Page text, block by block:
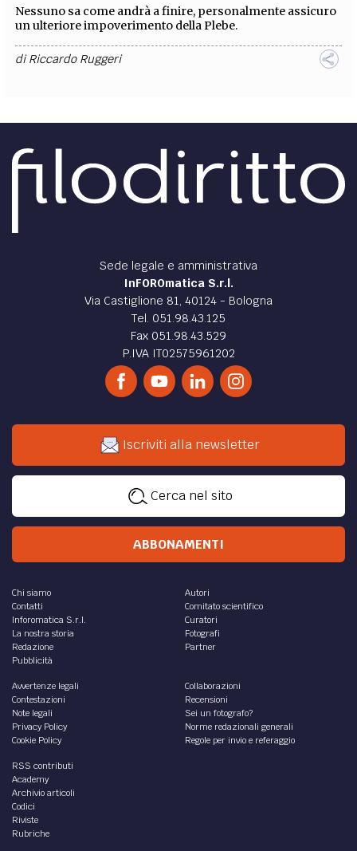
Nessuno sa come andrà a finire, personalmente assicuro
un ulteriore impoverimento della Plebe.
diRiccardo Ruggeri
Sede legale e amministrativa
InFOROmatica S.r.l.
Via Castiglione 81, 40124 - Bologna
Tel. 051.98.43.125
Fax 051.98.43.529
P.IVA IT02575961202
Iscriviti alla newsletter
Cerca nel sito
ABBONAMENTI
Chi siamo
Contatti
Inforomatica S.r.l.
La nostra storia
Redazione
Pubblicità
Autori
Comitato scientifico
Curatori
Fotografi
Partner
Avvertenze legali
Contestazioni
Note legali
Privacy Policy
Cookie Policy
Collaborazioni
Recensioni
Sei un fotografo?
Norme redazionali generali
Regole per invio e referaggio
RSS contributi
Academy
Archivio articoli
Codici
Riviste
Rubriche